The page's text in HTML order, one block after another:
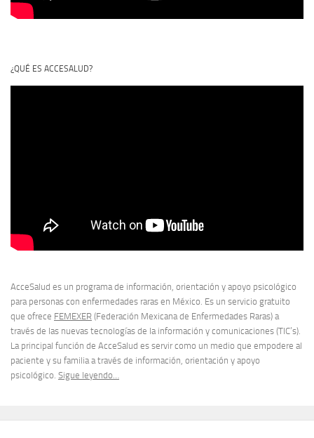
¿QUÉ ES ACCESALUD?
AcceSalud es un programa de información, orientación y apoyo psicológico
para personas con enfermedades raras en México. Es un servicio gratuito
que ofrece FEMEXER (Federación Mexicana de Enfermedades Raras) a
través de las nuevas tecnologías de la información y comunicaciones (TIC’s).
La principal función de AcceSalud es servir como un medio que empodere al
paciente y su familia a través de información, orientación y apoyo
psicológico. Sigue leyendo…